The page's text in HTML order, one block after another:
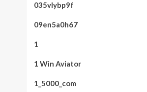
035vlybp9f
09en5a0h67
1
1 Win Aviator
1_5000_com